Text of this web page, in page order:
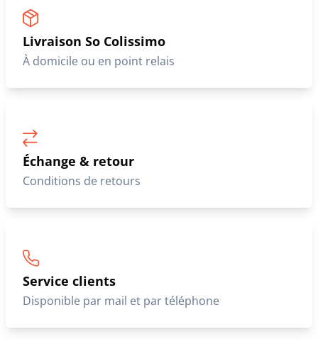
Livraison So Colissimo
À domicile ou en point relais
Échange & retour
Conditions de retours
Service clients
Disponible par mail et par téléphone